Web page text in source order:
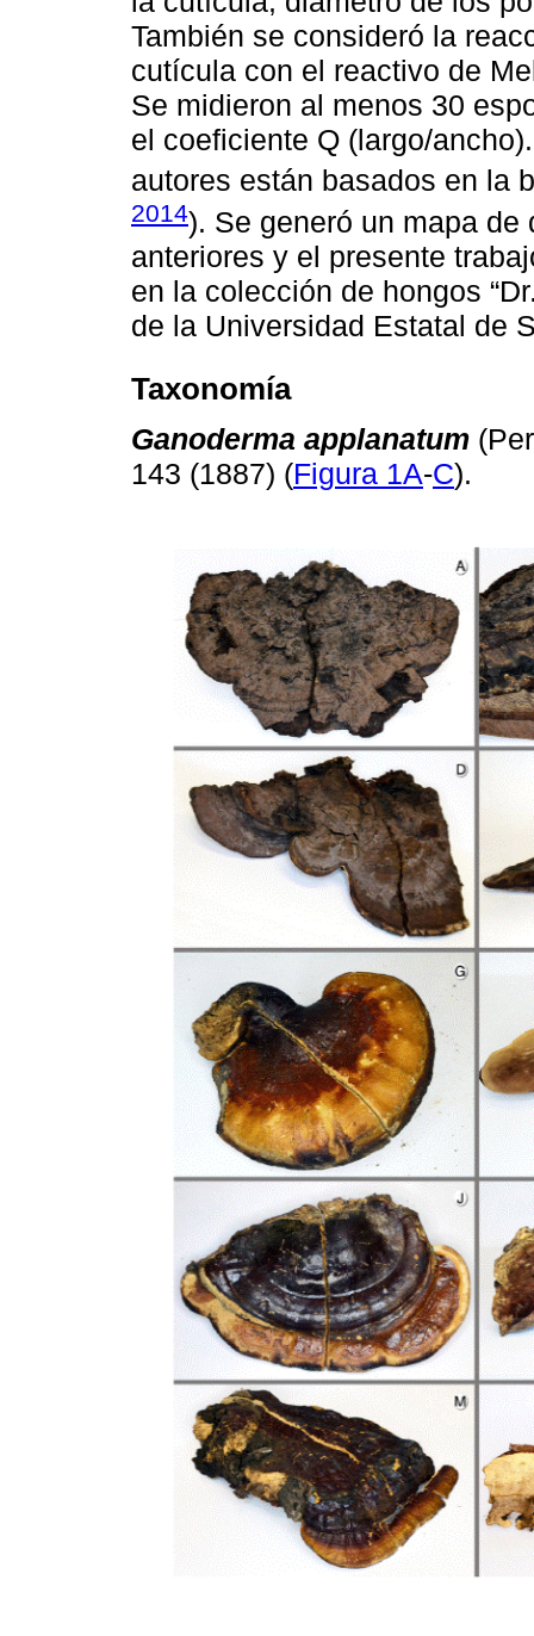
También se consideró la
cutícula con el reactivo de
Se midieron al menos 30
el coeficiente Q (largo/
autores están basados en la
2014). Se generó un mapa
anteriores y el presente
en la colección de hongos
de la Universidad Estatal de
Taxonomía
Ganoderma applanatum
143 (1887) (Figura 1A-C).